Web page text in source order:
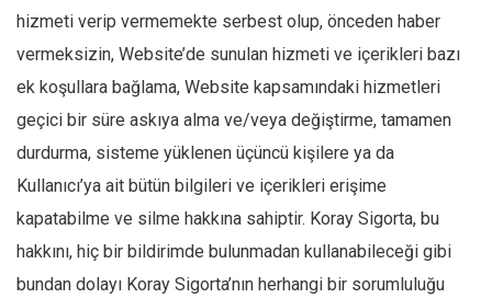
hizmeti verip vermemekte serbest olup, önceden haber
vermeksizin, Website’de sunulan hizmeti ve içerikleri bazı
ek koşullara bağlama, Website kapsamındaki hizmetleri
geçici bir süre askıya alma ve/veya değiştirme, tamamen
durdurma, sisteme yüklenen üçüncü kişilere ya da
Kullanıcı’ya ait bütün bilgileri ve içerikleri erişime
kapatabilme ve silme hakkına sahiptir. Koray Sigorta, bu
hakkını, hiç bir bildirimde bulunmadan kullanabileceği gibi
bundan dolayı Koray Sigorta’nın herhangi bir sorumluluğu